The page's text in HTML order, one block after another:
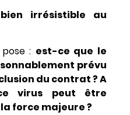
irrésistible au
: est-ce que le
prévu
du contrat ? A
virus peut être
force majeure ?